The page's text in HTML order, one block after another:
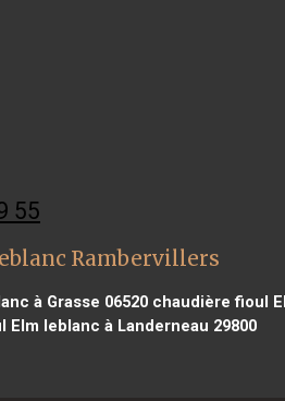
55
Rambervillers
à Grasse 06520 chaudière fioul
Elm leblanc à Landerneau 29800